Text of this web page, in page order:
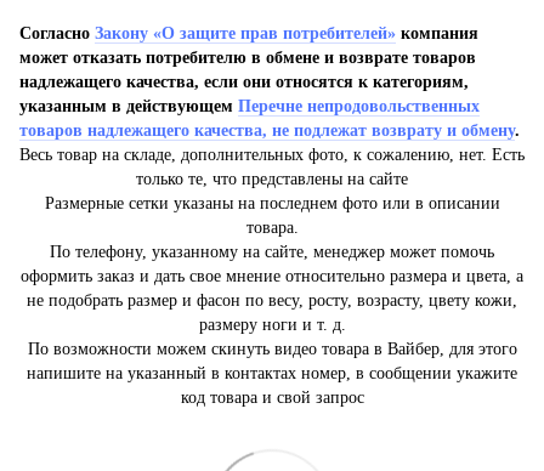
Согласно Закону «О защите прав потребителей» компания
может отказать потребителю в обмене и возврате товаров
надлежащего качества, если они относятся к категориям,
указанным в действующем Перечне непродовольственных
товаров надлежащего качества, не подлежат возврату и обмену.
Весь товар на складе, дополнительных фото, к сожалению, нет. Есть
только те, что представлены на сайте
Размерные сетки указаны на последнем фото или в описании
товара.
По телефону, указанному на сайте, менеджер может помочь
оформить заказ и дать свое мнение относительно размера и цвета, а
не подобрать размер и фасон по весу, росту, возрасту, цвету кожи,
размеру ноги и т. д.
По возможности можем скинуть видео товара в Вайбер, для этого
напишите на указанный в контактах номер, в сообщении укажите
код товара и свой запрос